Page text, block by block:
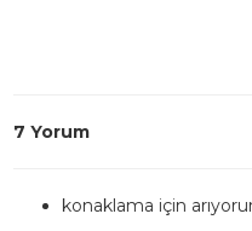
7 Yorum
konaklama için